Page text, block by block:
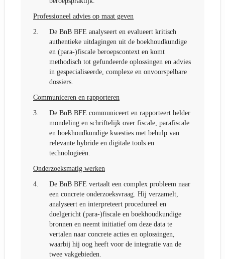
Professioneel advies op maat geven
2.
De BnB BFE analyseert en evalueert kritisch
authentieke uitdagingen uit de boekhoudkundige
en (para-)fiscale beroepscontext en komt
methodisch tot gefundeerde oplossingen en advies
in gespecialiseerde, complexe en onvoorspelbare
dossiers.
Communiceren en rapporteren
3.
De BnB BFE communiceert en rapporteert helder
mondeling en schriftelijk over fiscale, parafiscale
en boekhoudkundige kwesties met behulp van
relevante hybride en digitale tools en
technologieën.
Onderzoeksmatig werken
4.
De BnB BFE vertaalt een complex probleem naar
een concrete onderzoeksvraag. Hij verzamelt,
analyseert en interpreteert procedureel en
doelgericht (para-)fiscale en boekhoudkundige
bronnen en neemt initiatief om deze data te
vertalen naar concrete acties en oplossingen,
waarbij hij oog heeft voor de integratie van de
twee vakgebieden.